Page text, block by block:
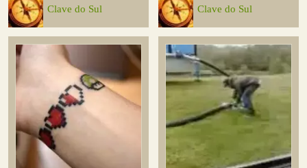
Clave do Sul Clave do Sul